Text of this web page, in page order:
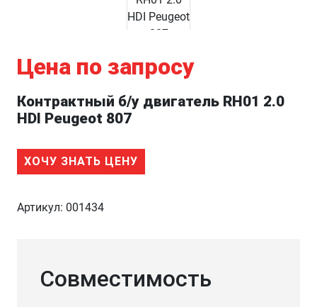
Цена по запросу
Контрактный б/у двигатель RH01 2.0
HDI Peugeot 807
ХОЧУ ЗНАТЬ ЦЕНУ
Артикул: 001434
Совместимость